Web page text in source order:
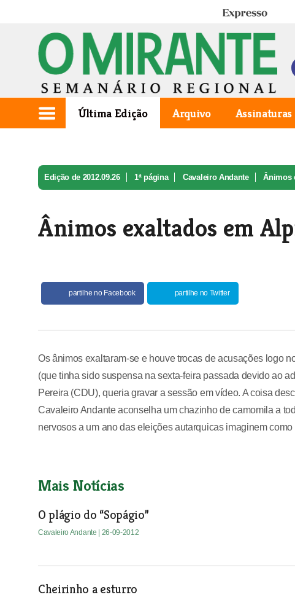
Expresso
Última Edição Arquivo Assinaturas
Edição de 2012.09.26 1ª página Cavaleiro Andante Ânimos
Ânimos exaltados em
partilhe no Facebook partilhe no Twitter
Os ânimos exaltaram-se e houve trocas de acusações logo
(que tinha sido suspensa na sexta-feira passada devido ao
Pereira (CDU), queria gravar a sessão em vídeo. A coisa
Cavaleiro Andante aconselha um chazinho de camomila a
nervosos a um ano das eleições autarquicas imaginem
Mais Notícias
O plágio do “Sopágio”
Cavaleiro Andante | 26-09-2012
Cheirinho a esturro